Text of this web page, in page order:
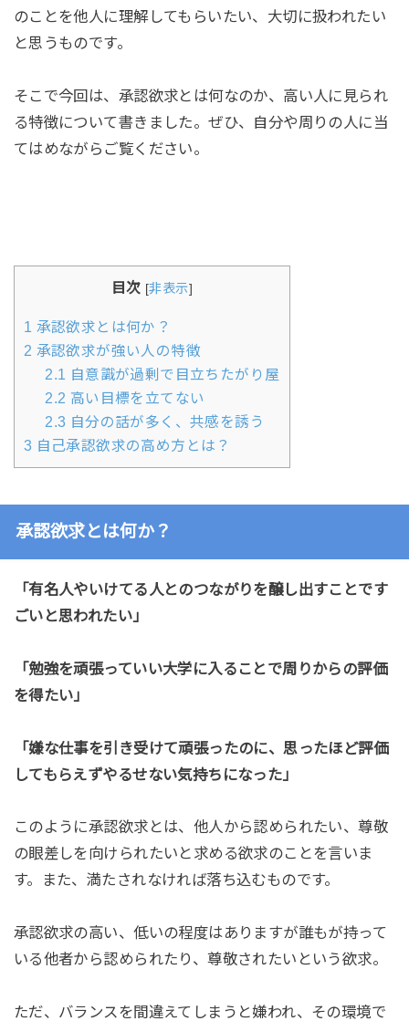
のことを他人に理解してもらいたい、大切に扱われたい
と思うものです。
そこで今回は、承認欲求とは何なのか、高い人に見られ
る特徴について書きました。ぜひ、自分や周りの人に当
てはめながらご覧ください。
目次 [非表示]
1 承認欲求とは何か？
2 承認欲求が強い人の特徴
2.1 自意識が過剰で目立ちたがり屋
2.2 高い目標を立てない
2.3 自分の話が多く、共感を誘う
3 自己承認欲求の高め方とは？
承認欲求とは何か？
「有名人やいけてる人とのつながりを醸し出すことです
ごいと思われたい」
「勉強を頑張っていい大学に入ることで周りからの評価
を得たい」
「嫌な仕事を引き受けて頑張ったのに、思ったほど評価
してもらえずやるせない気持ちになった」
このように承認欲求とは、他人から認められたい、尊敬
の眼差しを向けられたいと求める欲求のことを言いま
す。また、満たされなければ落ち込むものです。
承認欲求の高い、低いの程度はありますが誰もが持って
いる他者から認められたり、尊敬されたいという欲求。
ただ、バランスを間違えてしまうと嫌われ、その環境で